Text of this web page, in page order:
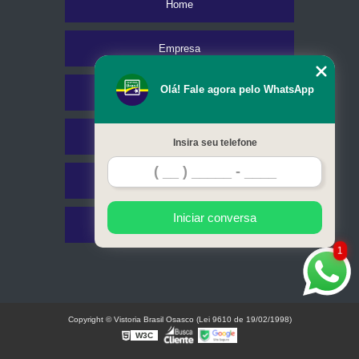
Home
Empresa
Missão
Serviços
Contato
Mapa do site
1
Olá! Fale agora pelo WhatsApp
Insira seu telefone
Iniciar conversa
Copyright © Vistoria Brasil Osasco (Lei 9610 de 19/02/1998)
W3C